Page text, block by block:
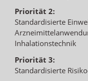
Priorität 2:
Standardisierte
Inhalationstechnik
Priorität 3:
Standardisierte